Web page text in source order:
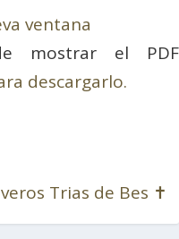
ventana
mostrar el PDF
descargarlo.
Trias de Bes ✝